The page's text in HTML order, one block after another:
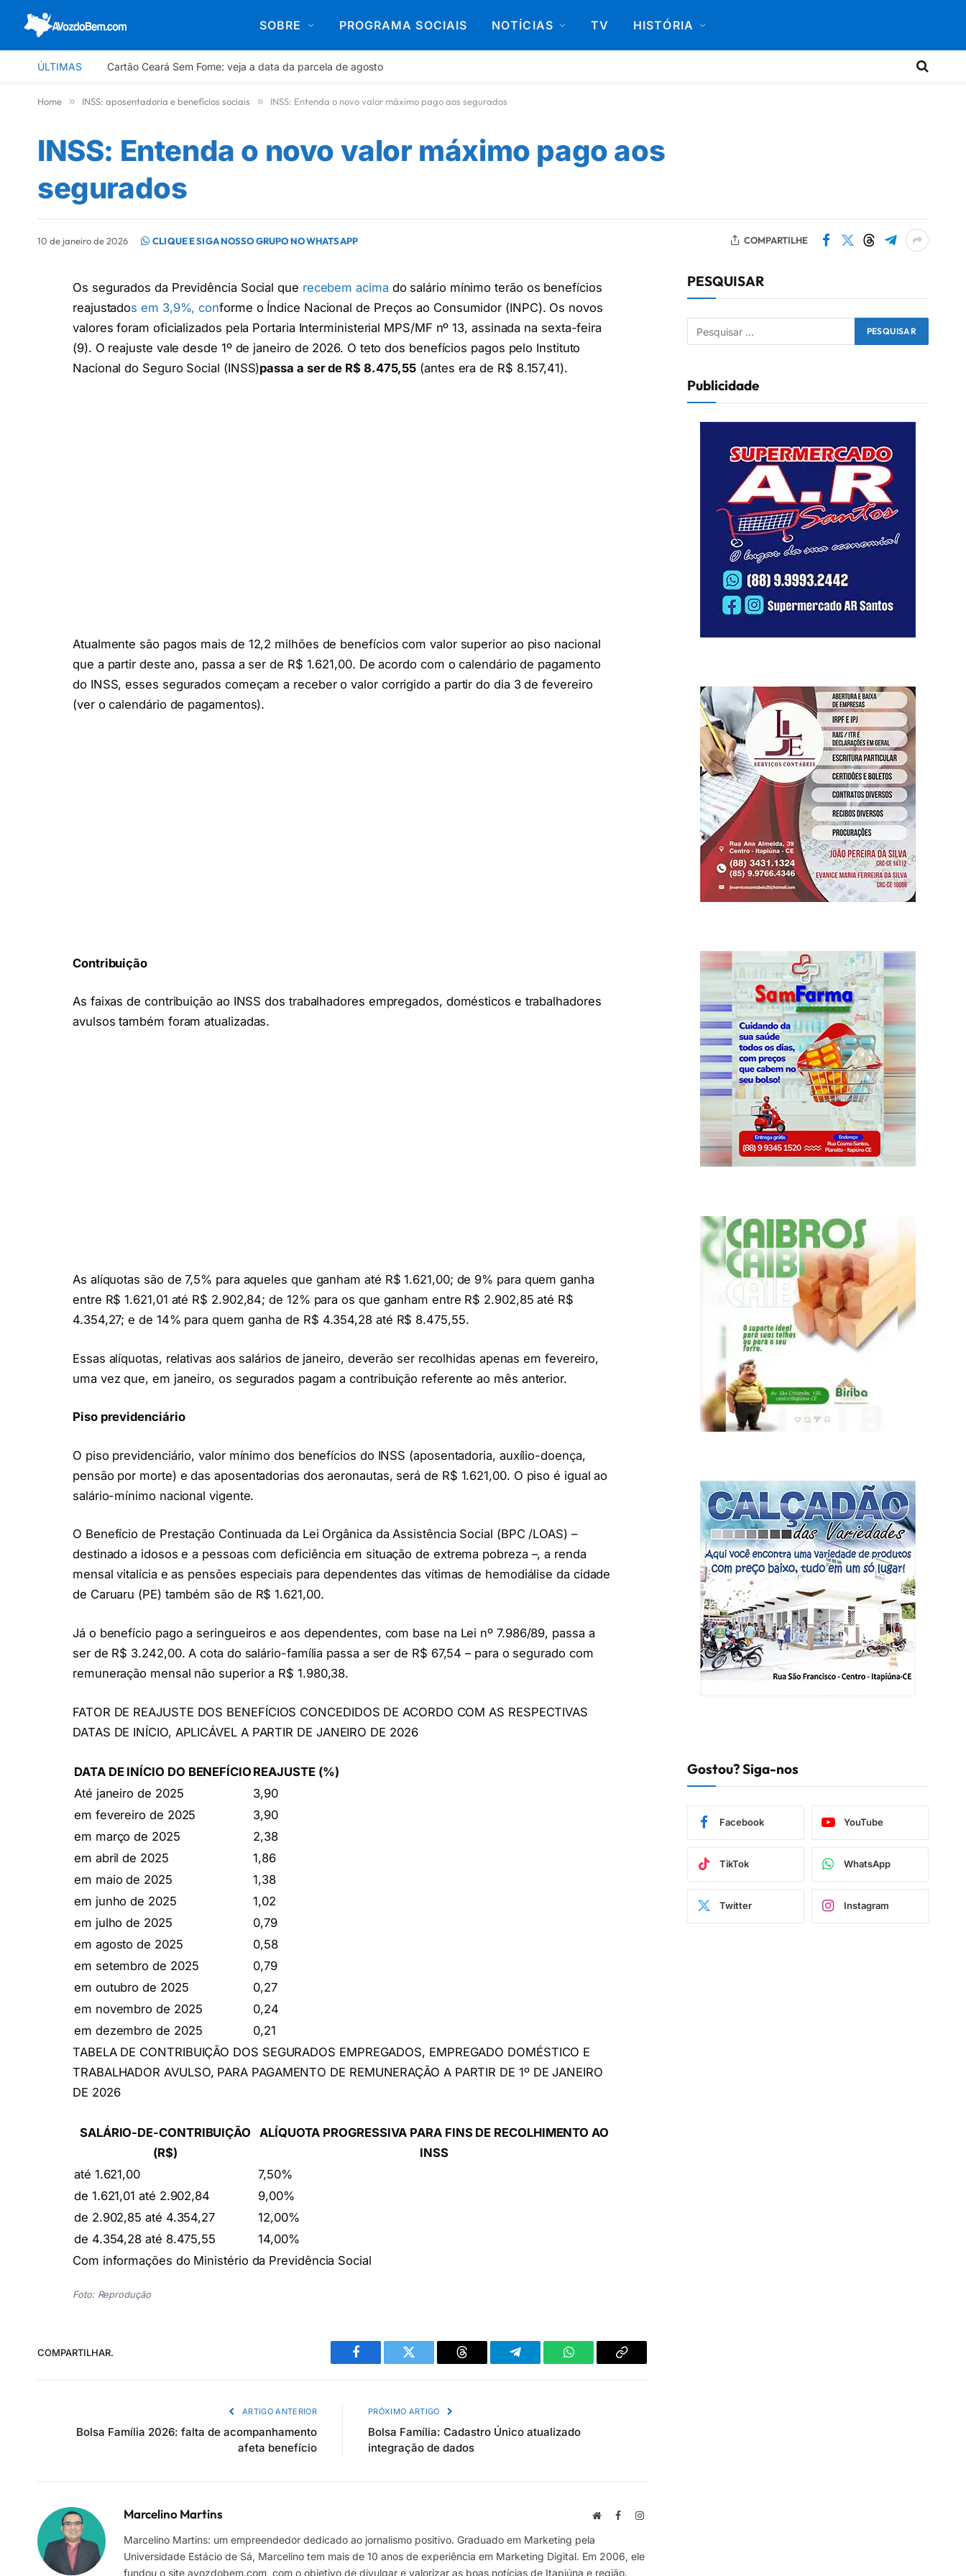
SOBRE PROGRAMA SOCIAIS NOTÍCIAS TV HISTÓRIA
ÚLTIMAS Cartão Ceará Sem Fome: veja a data da parcela de agosto
Home » INSS: aposentadoria e benefícios sociais » INSS: Entenda o novo valor máximo pago aos segurados
INSS: Entenda o novo valor máximo pago aos
segurados
10 de janeiro de 2026 CLIQUE E SIGA NOSSO GRUPO NO WHATSAPP COMPARTILHE
Os segurados da Previdência Social que recebem acima do salário mínimo terão os benefícios
reajustados em 3,9%, conforme o Índice Nacional de Preços ao Consumidor (INPC). Os novos
valores foram oficializados pela Portaria Interministerial MPS/MF nº 13, assinada na sexta-feira
(9). O reajuste vale desde 1º de janeiro de 2026. O teto dos benefícios pagos pelo Instituto
Nacional do Seguro Social (INSS)passa a ser de R$ 8.475,55 (antes era de R$ 8.157,41).
Atualmente são pagos mais de 12,2 milhões de benefícios com valor superior ao piso nacional
que a partir deste ano, passa a ser de R$ 1.621,00. De acordo com o calendário de pagamento
do INSS, esses segurados começam a receber o valor corrigido a partir do dia 3 de fevereiro
(ver o calendário de pagamentos).
Contribuição
As faixas de contribuição ao INSS dos trabalhadores empregados, domésticos e trabalhadores
avulsos também foram atualizadas.
As alíquotas são de 7,5% para aqueles que ganham até R$ 1.621,00; de 9% para quem ganha
entre R$ 1.621,01 até R$ 2.902,84; de 12% para os que ganham entre R$ 2.902,85 até R$
4.354,27; e de 14% para quem ganha de R$ 4.354,28 até R$ 8.475,55.
Essas alíquotas, relativas aos salários de janeiro, deverão ser recolhidas apenas em fevereiro,
uma vez que, em janeiro, os segurados pagam a contribuição referente ao mês anterior.
Piso previdenciário
O piso previdenciário, valor mínimo dos benefícios do INSS (aposentadoria, auxílio-doença,
pensão por morte) e das aposentadorias dos aeronautas, será de R$ 1.621,00. O piso é igual ao
salário-mínimo nacional vigente.
O Benefício de Prestação Continuada da Lei Orgânica da Assistência Social (BPC /LOAS) –
destinado a idosos e a pessoas com deficiência em situação de extrema pobreza –, a renda
mensal vitalícia e as pensões especiais para dependentes das vítimas de hemodiálise da cidade
de Caruaru (PE) também são de R$ 1.621,00.
Já o benefício pago a seringueiros e aos dependentes, com base na Lei nº 7.986/89, passa a
ser de R$ 3.242,00. A cota do salário-família passa a ser de R$ 67,54 – para o segurado com
remuneração mensal não superior a R$ 1.980,38.
FATOR DE REAJUSTE DOS BENEFÍCIOS CONCEDIDOS DE ACORDO COM AS RESPECTIVAS
DATAS DE INÍCIO, APLICÁVEL A PARTIR DE JANEIRO DE 2026
DATA DE INÍCIO DO BENEFÍCIO REAJUSTE (%)
Até janeiro de 2025
3,90
em fevereiro de 2025
3,90
em março de 2025
2,38
em abril de 2025
1,86
em maio de 2025
1,38
em junho de 2025
1,02
em julho de 2025
0,79
em agosto de 2025
0,58
em setembro de 2025
0,79
em outubro de 2025
0,27
em novembro de 2025
0,24
em dezembro de 2025
0,21
TABELA DE CONTRIBUIÇÃO DOS SEGURADOS EMPREGADOS, EMPREGADO DOMÉSTICO E
TRABALHADOR AVULSO, PARA PAGAMENTO DE REMUNERAÇÃO A PARTIR DE 1º DE JANEIRO
DE 2026
SALÁRIO-DE-CONTRIBUIÇÃO
(R$)
ALÍQUOTA PROGRESSIVA PARA FINS DE RECOLHIMENTO AO
INSS
até 1.621,00
7,50%
de 1.621,01 até 2.902,84
9,00%
de 2.902,85 até 4.354,27
12,00%
de 4.354,28 até 8.475,55
14,00%
Com informações do Ministério da Previdência Social
Foto: Reprodução
COMPARTILHAR.
Facebook Twitter Threads Telegram WhatsAppCopiar
ARTIGO ANTERIOR
Bolsa Família 2026: falta de acompanhamento
afeta benefício
PRÓXIMO ARTIGO
Bolsa Família: Cadastro Único atualizado
integração de dados
Marcelino Martins Site FacebookInstagram
Marcelino Martins: um empreendedor dedicado ao jornalismo positivo. Graduado em Marketing pela
Universidade Estácio de Sá, Marcelino tem mais de 10 anos de experiência em Marketing Digital. Em 2006, ele
fundou o site avozdobem.com, com o objetivo de divulgar e valorizar as boas notícias de Itapiúna e região.
PESQUISAR
Publicidade
Gostou? Siga-nos
Facebook YouTube
TikTok WhatsApp
Twitter Instagram